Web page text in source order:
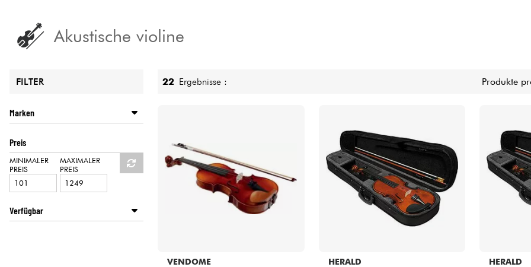
Violinen & Quartett
HiFi Bundle
Sehen Sie sich unsere Marken an
Akustische violine
FILTER
Marken
HERALD
LEONARDO
VENDOME
Preis
MINIMALER
PREIS
MAXIMALER
PREIS
Verfügbar
22 Ergebnisse : Produkte
VENDOME
HERALD
HERALD